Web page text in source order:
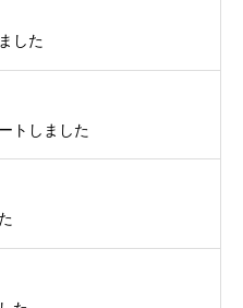
した
トしました